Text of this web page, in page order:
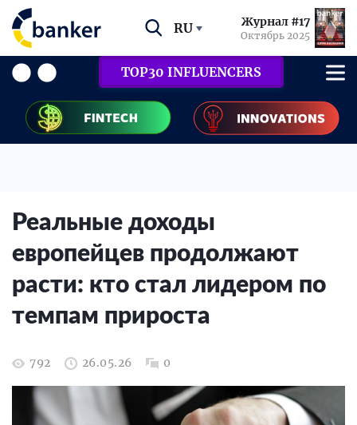
RU Журнал #17
Октябрь 2025
TOP30 INFLUENCERS
Реальные доходы
европейцев продолжают
расти: кто стал лидером по
темпам прироста
792 26.05.26 0